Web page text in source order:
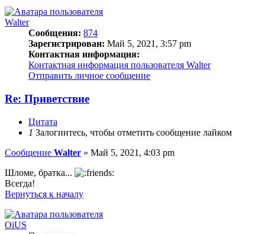
Walter
Сообщения: 874
Зарегистрирован: Май 5, 2021, 3:57 pm
Контактная информация:
Контактная информация пользователя Walter
Отправить личное сообщение
Re: Приветствие
Цитата
1 Залогинтесь, чтобы отметить сообщение лайком
Сообщение Walter » Май 5, 2021, 4:03 pm
Шломе, братка...
Всегда!
Вернуться к началу
OiUS